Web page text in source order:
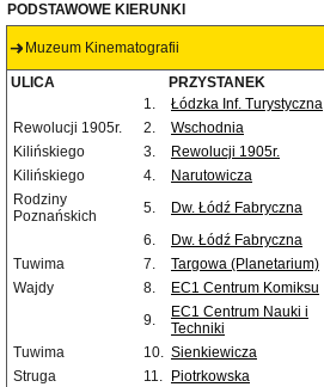
PODSTAWOWE KIERUNKI
Muzeum Kinematografii
ULICA PRZYSTANEK
1.
Łódzka Inf. Turystyczna
Rewolucji 1905r.
2. Wschodnia
Kilińskiego
3. Rewolucji 1905r.
Kilińskiego
4. Narutowicza
Rodziny
Poznańskich
5. Dw. Łódź Fabryczna
6. Dw. Łódź Fabryczna
Tuwima
7. Targowa (Planetarium)
Wajdy
8.
EC1 Centrum Komiksu
9.
EC1 Centrum Nauki i
Techniki
Tuwima 10. Sienkiewicza
Struga
11. Piotrkowska